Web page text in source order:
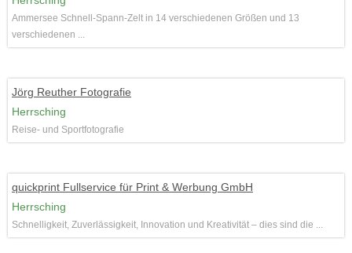
Ammersee Schnell-Spann-Zelt in 14 verschiedenen Größen und 13
verschiedenen ...
Jörg Reuther Fotografie
Herrsching
Reise- und Sportfotografie
quickprint Fullservice für Print & Werbung GmbH
Herrsching
Schnelligkeit, Zuverlässigkeit, Innovation und Kreativität – dies sind die ...